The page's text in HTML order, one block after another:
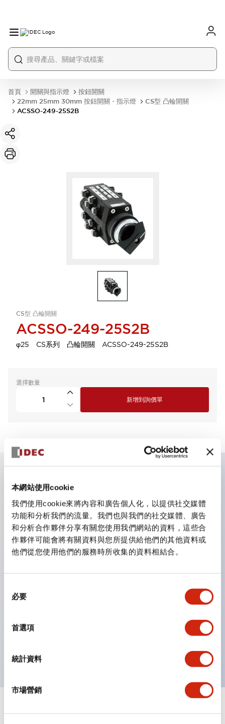
本網站使用cookie
我們使用cookie來將內容和廣告個人化，以提供社交媒體
功能和分析我們的流量。我們也與我們的社交媒體、廣告
和分析合作夥伴分享有關您使用我們網站的資料，這些合
作夥伴可能會將有關資料與您所提供給他們的其他資料或
他們從您使用他們的服務時所收集的資料相結合。
必要
首選項
統計資料
市場營銷
首頁 開關與指示燈
按鈕開關
22mm 25mm 30mm 按鈕開關・指示燈
CS型 凸輪開關
ACSSO-249-25S2B
CS型 凸輪開關
ACSSO-249-25S2B
φ25 CS系列 凸輪開關 ACSSO-249-25S2B
選擇數量
新增到詢價單
主要特點
CS型凸輪開關是方便用於設備的開關和切換，適用範圍廣
泛的操作開關器。
提供72種標準迴路
透過6種形式與接點模組段數的組合，可實現各種接點構
造。
配備可確認接點狀態的指示燈，並提供手柄操作型、鑰匙
手柄可從6種中選擇
文件和檔案